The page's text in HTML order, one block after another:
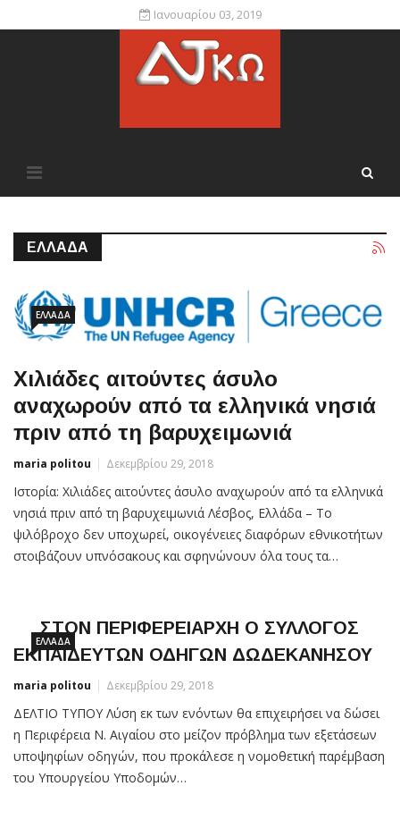
Ιανουαρίου 03, 2019
ΕΛΛΆΔΑ
ΕΛΛΆΔΑ
Χιλιάδες αιτούντες άσυλο
αναχωρούν από τα ελληνικά νησιά
πριν από τη βαρυχειμωνιά
maria politou Δεκεμβρίου 29, 2018
Iστορία: Χιλιάδες αιτούντες άσυλο αναχωρούν από τα ελληνικά
νησιά πριν από τη βαρυχειμωνιά Λέσβος, Ελλάδα – Το
ψιλόβροχο δεν υποχωρεί, οικογένειες διαφόρων εθνικοτήτων
στοιβάζουν υπνόσακους και σφηνώνουν όλα τους τα…
ΕΛΛΆΔΑ
ΣΤΟΝ ΠΕΡΙΦΕΡΕΙΑΡΧΗ Ο ΣΥΛΛΟΓΟΣ
ΕΚΠΑΙΔΕΥΤΩΝ ΟΔΗΓΩΝ ΔΩΔΕΚΑΝΗΣΟΥ
maria politou Δεκεμβρίου 29, 2018
ΔΕΛΤΙΟ ΤΥΠΟΥ Λύση εκ των ενόντων θα επιχειρήσει να δώσει
η Περιφέρεια Ν. Αιγαίου στο μείζον πρόβλημα των εξετάσεων
υποψηφίων οδηγών, που προκάλεσε η νομοθετική παρέμβαση
του Υπουργείου Υποδομών…